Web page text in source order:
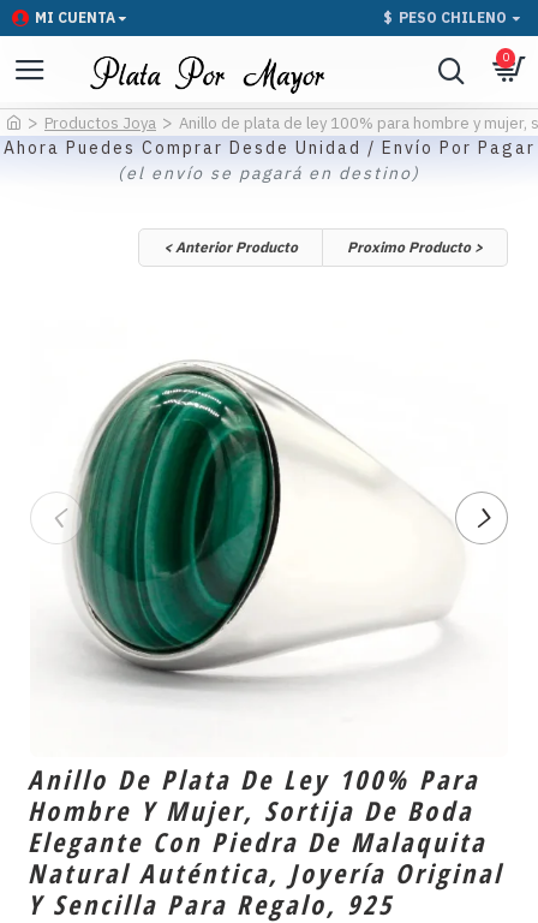
MI CUENTA $ PESO CHILENO
0
Productos Joya Anillo de plata de ley 100% para hombre y
Ahora Puedes Comprar Desde Unidad / Envío Por Pagar
(el envío se pagará en destino)
< Anterior Producto Proximo Producto >
Anillo De Plata De Ley 100% Para
Hombre Y Mujer, Sortija De Boda
Elegante Con Piedra De Malaquita
Natural Auténtica, Joyería Original
Y Sencilla Para Regalo, 925